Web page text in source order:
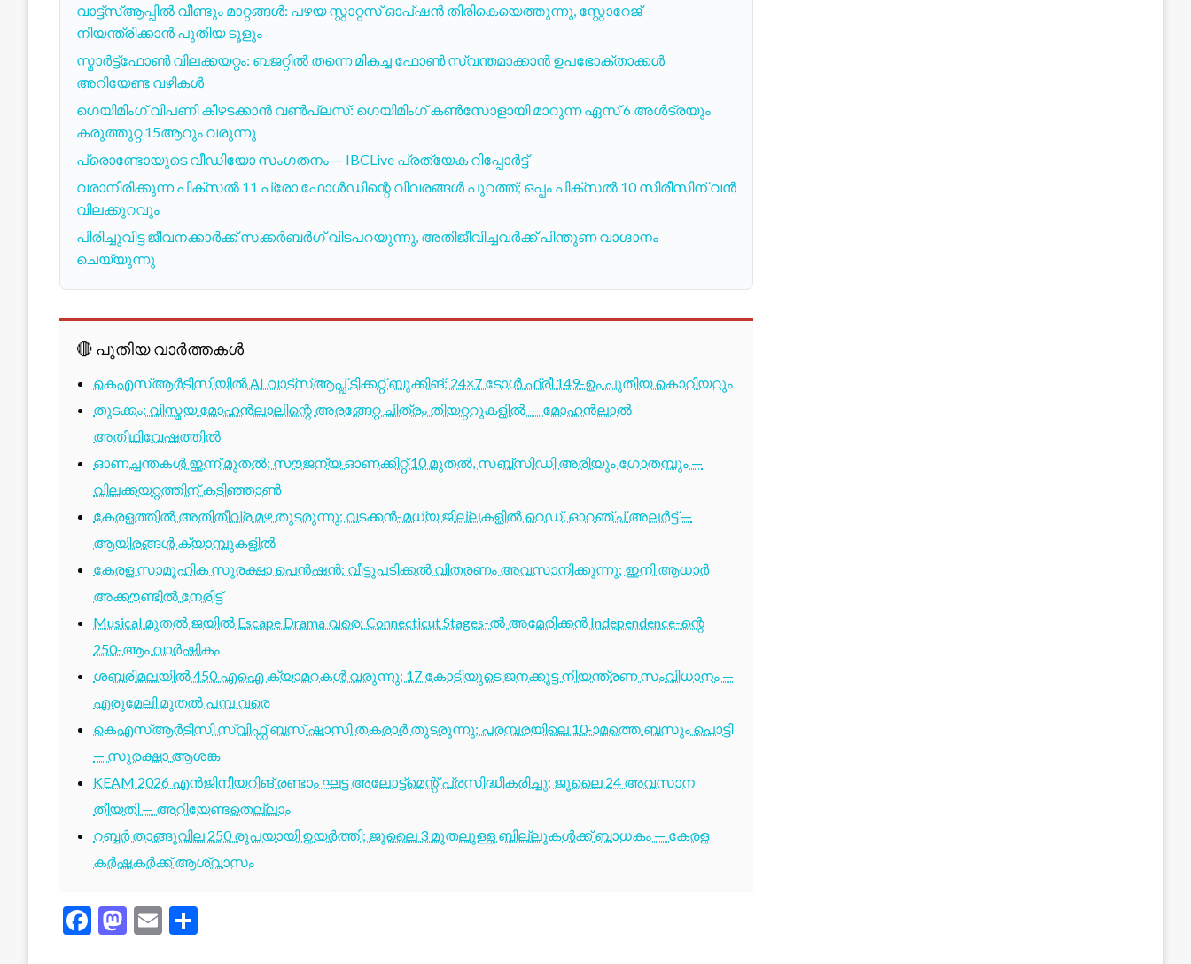
വാട്ട്സ്ആപ്പിൽ വീണ്ടും മാറ്റങ്ങൾ: പഴയ സ്റ്റാറ്റസ് ഓപ്ഷൻ തിരികെയെത്തുന്നു, സ്റ്റോറേജ്
നിയന്ത്രിക്കാൻ പുതിയ ടൂളും
സ്മാർട്ട്ഫോൺ വിലക്കയറ്റം: ബജറ്റിൽ തന്നെ മികച്ച ഫോൺ സ്വന്തമാക്കാൻ ഉപഭോക്താക്കൾ
അറിയേണ്ട വഴികൾ
ഗെയിമിംഗ് വിപണി കീഴടക്കാൻ വൺപ്ലസ്: ഗെയിമിംഗ് കൺസോളായി മാറുന്ന ഏസ് 6 അൾട്രയും
കരുത്തുറ്റ 15ആറും വരുന്നു
പ്രൊണ്ടോയുടെ വീഡിയോ സംഗതനം — IBCLive പ്രത്യേക റിപ്പോർട്ട്
വരാനിരിക്കുന്ന പിക്സൽ 11 പ്രോ ഫോൾഡിന്റെ വിവരങ്ങൾ പുറത്ത്; ഒപ്പം പിക്സൽ 10 സീരീസിന് വൻ
വിലക്കുറവും
പിരിച്ചുവിട്ട ജീവനക്കാർക്ക് സക്കർബർഗ് വിടപറയുന്നു, അതിജീവിച്ചവർക്ക് പിന്തുണ വാഗ്ദാനം
ചെയ്യുന്നു
🔴 പുതിയ വാർത്തകൾ
കെഎസ്ആർടിസിയിൽ AI വാട്സ്ആപ്പ് ടിക്കറ്റ് ബുക്കിങ്; 24×7 ടോൾ ഫ്രീ 149-ഉം പുതിയ കൊറിയറും
തുടക്കം: വിസ്മയ മോഹൻലാലിന്റെ അരങ്ങേറ്റ ചിത്രം തിയറ്ററുകളിൽ — മോഹൻലാൽ
അതിഥിവേഷത്തിൽ
ഓണച്ചന്തകൾ ഇന്ന് മുതൽ; സൗജന്യ ഓണക്കിറ്റ് 10 മുതൽ, സബ്സിഡി അരിയും ഗോതമ്പും —
വിലക്കയറ്റത്തിന് കടിഞ്ഞാൺ
കേരളത്തിൽ അതിതീവ്ര മഴ തുടരുന്നു; വടക്കൻ-മധ്യ ജില്ലകളിൽ റെഡ്, ഓറഞ്ച് അലർട്ട് —
ആയിരങ്ങൾ ക്യാമ്പുകളിൽ
കേരള സാമൂഹിക സുരക്ഷാ പെൻഷൻ: വീട്ടുപടിക്കൽ വിതരണം അവസാനിക്കുന്നു; ഇനി ആധാർ
അക്കൗണ്ടിൽ നേരിട്ട്
Musical മുതൽ ജയിൽ Escape Drama വരെ: Connecticut Stages-ൽ അമേരിക്കൻ Independence-ന്റെ
250-ആം വാർഷികം
ശബരിമലയിൽ 450 എഐ ക്യാമറകൾ വരുന്നു; 17 കോടിയുടെ ജനക്കൂട്ട നിയന്ത്രണ സംവിധാനം —
എരുമേലി മുതൽ പമ്പ വരെ
കെഎസ്ആർടിസി സ്വിഫ്റ്റ് ബസ് ഷാസി തകരാർ തുടരുന്നു; പരമ്പരയിലെ 10-ാമത്തെ ബസും പൊട്ടി
— സുരക്ഷാ ആശങ്ക
KEAM 2026 എൻജിനീയറിങ് രണ്ടാം ഘട്ട അലോട്ട്മെന്റ് പ്രസിദ്ധീകരിച്ചു; ജൂലൈ 24 അവസാന
തീയതി — അറിയേണ്ടതെല്ലാം
റബ്ബർ താങ്ങുവില 250 രൂപയായി ഉയർത്തി; ജൂലൈ 3 മുതലുള്ള ബില്ലുകൾക്ക് ബാധകം — കേരള
കർഷകർക്ക് ആശ്വാസം
Facebook
Mastodon
Email